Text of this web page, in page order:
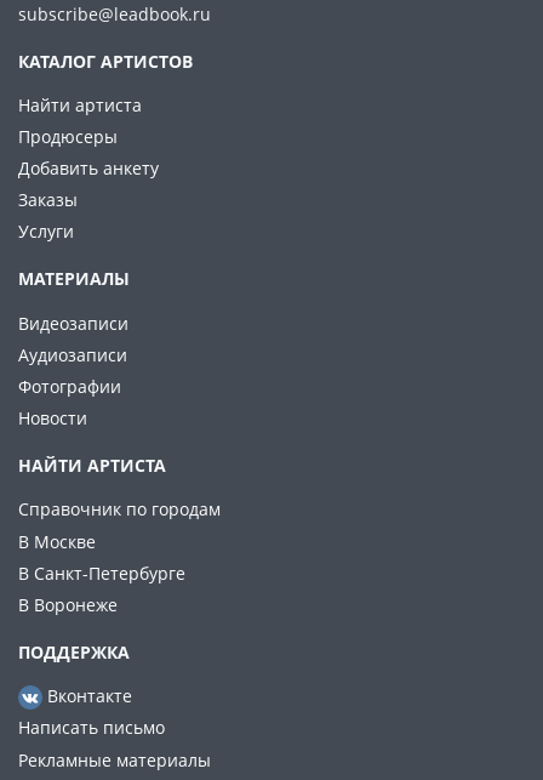
subscribe@leadbook.ru
КАТАЛОГ АРТИСТОВ
Найти артиста
Продюсеры
Добавить анкету
Заказы
Услуги
МАТЕРИАЛЫ
Видеозаписи
Аудиозаписи
Фотографии
Новости
НАЙТИ АРТИСТА
Справочник по городам
В Москве
В Санкт-Петербурге
В Воронеже
ПОДДЕРЖКА
Вконтакте
Написать письмо
Рекламные материалы